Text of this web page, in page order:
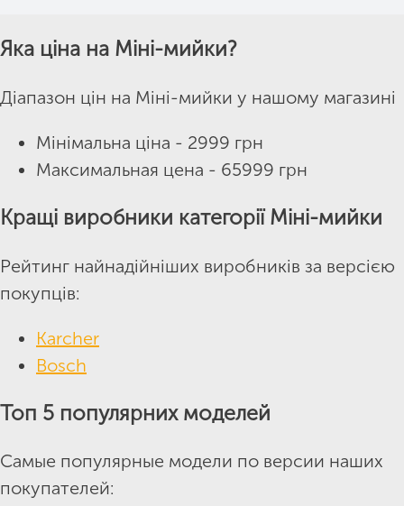
Яка ціна на Міні-мийки?
Діапазон цін на Міні-мийки у нашому магазині
Мінімальна ціна - 2999 грн
Максимальная цена - 65999 грн
Кращі виробники категорії Міні-мийки
Рейтинг найнадійніших виробників за версією
покупців:
Karcher
Bosch
Топ 5 популярних моделей
Самые популярные модели по версии наших
покупателей: